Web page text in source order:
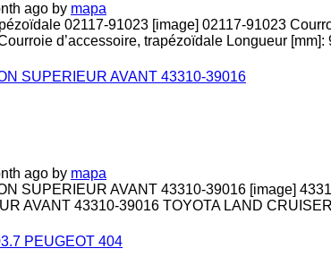
ago by mapa
02117-91023 [image] 02117-91023
d’accessoire, trapézoïdale Longueur [mm]:
SUPERIEUR AVANT 43310-39016
ago by mapa
SUPERIEUR AVANT 43310-39016 [image]
AVANT 43310-39016 TOYOTA LAND
PEUGEOT 404